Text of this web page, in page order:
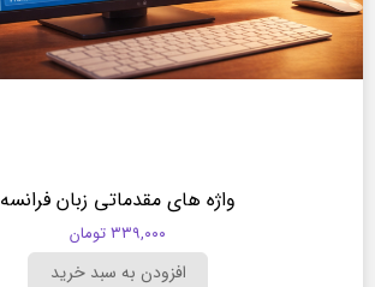
واژه های مقدماتی زبان فرانسه
۳۳۹,۰۰۰ تومان
افزودن به سبد خرید